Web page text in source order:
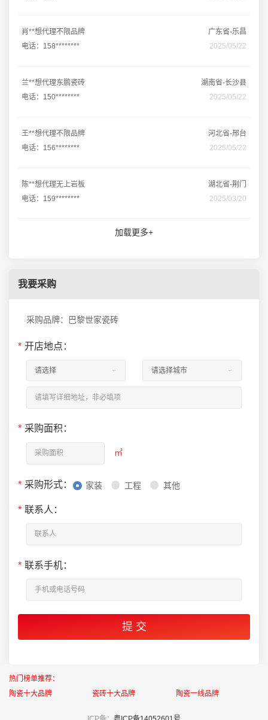
肖**想代理不限品牌
广东省-乐昌
电话：158********
2025/05/22
兰**想代理东鹏瓷砖
湖南省-长沙县
电话：150********
2025/05/22
王**想代理不限品牌
河北省-邢台
电话：156********
2025/05/22
陈**想代理无上岩板
湖北省-荆门
电话：159********
2025/03/20
加载更多+
我要采购
采购品牌：巴黎世家瓷砖
* 开店地点：
* 采购面积：
㎡
* 采购形式： 家装 工程 其他
* 联系人：
* 联系手机：
热门榜单推荐：
陶瓷十大品牌
瓷砖十大品牌 陶瓷一线品牌